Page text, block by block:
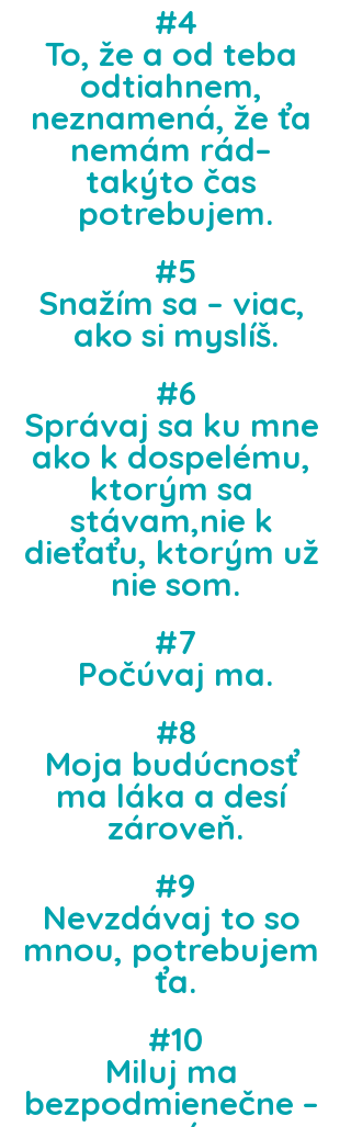
#4
To, že a od teba
odtiahnem,
neznamená, že ťa
nemám rád–
takýto čas
potrebujem.
#5
Snažím sa – viac,
ako si myslíš.
#6
Správaj sa ku mne
ako k dospelému,
ktorým sa
stávam,nie k
dieťaťu, ktorým už
nie som.
#7
Počúvaj ma.
#8
Moja budúcnosť
ma láka a desí
zároveň.
#9
Nevzdávaj to so
mnou, potrebujem
ťa.
#10
Miluj ma
bezpodmienečne –